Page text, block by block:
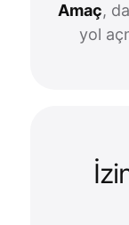
Amaç,
yol